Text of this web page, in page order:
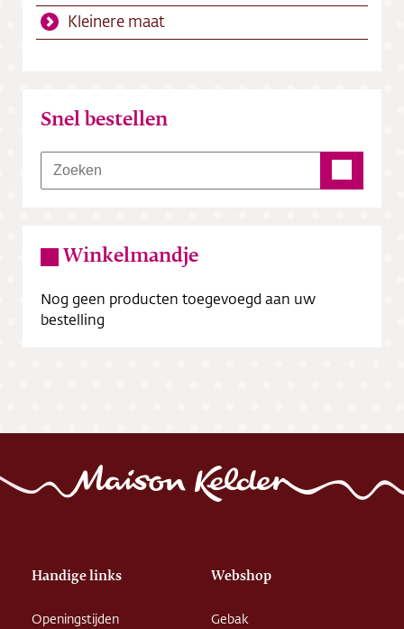
Kleinere maat
Snel bestellen
Winkelmandje
Nog geen producten toegevoegd aan uw
bestelling
Handige links
Openingstijden
Webshop
Gebak